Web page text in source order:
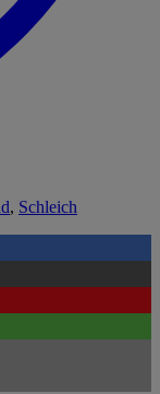
, Schleich